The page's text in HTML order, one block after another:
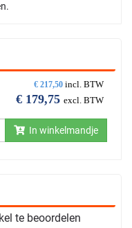
€ 217,50 incl. BTW
€ 179,75 excl. BTW
In winkelmandje
te beoordelen